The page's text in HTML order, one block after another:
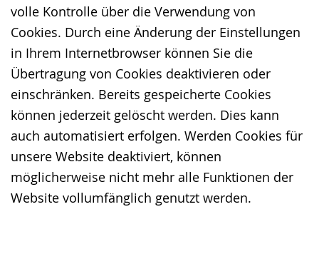
volle Kontrolle über die Verwendung von
Cookies. Durch eine Änderung der Einstellungen
in Ihrem Internetbrowser können Sie die
Übertragung von Cookies deaktivieren oder
einschränken. Bereits gespeicherte Cookies
können jederzeit gelöscht werden. Dies kann
auch automatisiert erfolgen. Werden Cookies für
unsere Website deaktiviert, können
möglicherweise nicht mehr alle Funktionen der
Website vollumfänglich genutzt werden.